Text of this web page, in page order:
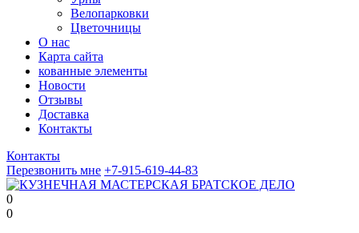
Велопарковки
Цветочницы
О нас
Карта сайта
кованные элементы
Новости
Отзывы
Доставка
Контакты
Контакты
Перезвонить мне +7-915-619-44-83
0
0